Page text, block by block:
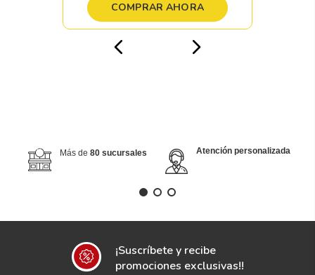
COMPRAR AHORA
Más de 80 sucursales Atención personalizada
¡Suscríbete y recibe
promociones exclusivas!!